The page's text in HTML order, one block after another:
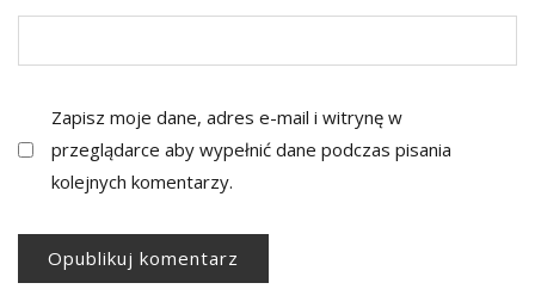
Zapisz moje dane, adres e-mail i witrynę w
przeglądarce aby wypełnić dane podczas pisania
kolejnych komentarzy.